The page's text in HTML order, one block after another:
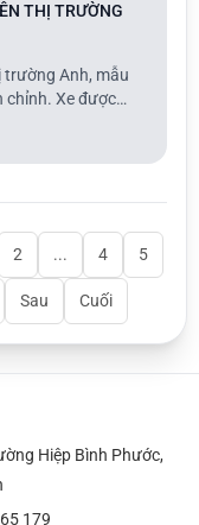
THỊ TRƯỜNG
trường Anh, mẫu
chỉnh. Xe được
Bản và sẽ bán
2 ... 4 5
Sau Cuối
Hiệp Bình Phước,
179